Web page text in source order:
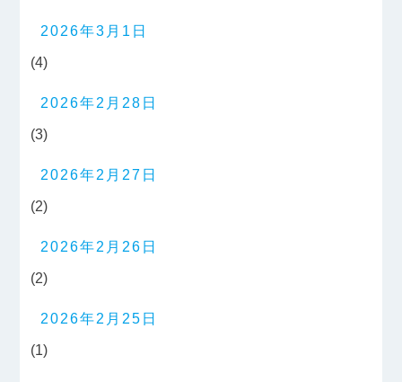
2026年3月1日
(4)
2026年2月28日
(3)
2026年2月27日
(2)
2026年2月26日
(2)
2026年2月25日
(1)